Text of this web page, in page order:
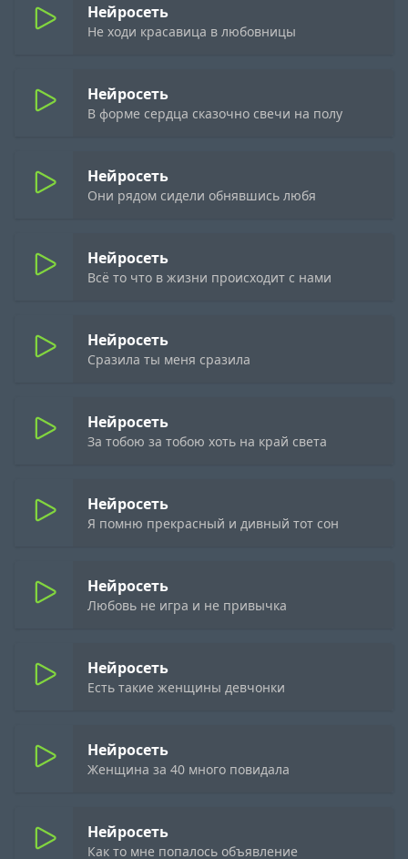
Нейросеть
Не ходи красавица в любовницы
Нейросеть
В форме сердца сказочно свечи на полу
Нейросеть
Они рядом сидели обнявшись любя
Нейросеть
Всё то что в жизни происходит с нами
Нейросеть
Сразила ты меня сразила
Нейросеть
За тобою за тобою хоть на край света
Нейросеть
Я помню прекрасный и дивный тот сон
Нейросеть
Любовь не игра и не привычка
Нейросеть
Есть такие женщины девчонки
Нейросеть
Женщина за 40 много повидала
Нейросеть
Как то мне попалось объявление